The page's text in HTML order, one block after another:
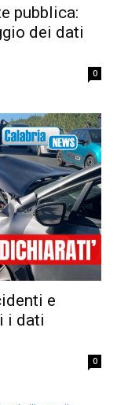
pubblica:
dei dati
0
e
i dati
0